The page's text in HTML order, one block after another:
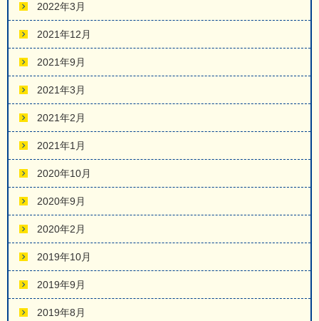
2022年3月
2021年12月
2021年9月
2021年3月
2021年2月
2021年1月
2020年10月
2020年9月
2020年2月
2019年10月
2019年9月
2019年8月